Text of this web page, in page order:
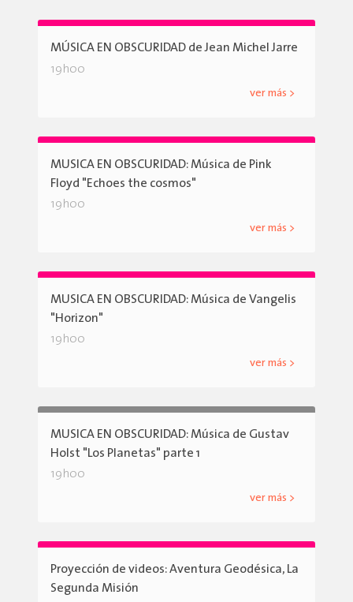
MÚSICA EN OBSCURIDAD de Jean Michel Jarre
19h00
ver más >
MUSICA EN OBSCURIDAD: Música de Pink
Floyd "Echoes the cosmos"
19h00
ver más >
MUSICA EN OBSCURIDAD: Música de Vangelis
"Horizon"
19h00
ver más >
MUSICA EN OBSCURIDAD: Música de Gustav
Holst "Los Planetas" parte 1
19h00
ver más >
Proyección de videos: Aventura Geodésica, La
Segunda Misión